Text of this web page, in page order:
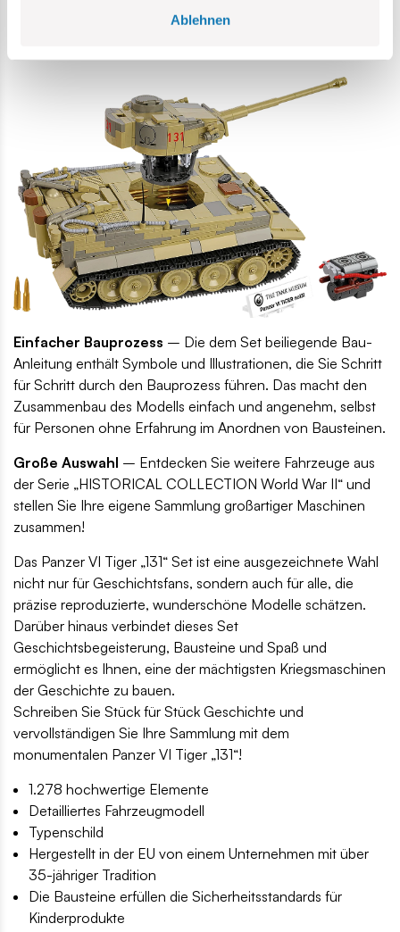
Ablehnen
Panzers und dem Logo des Panzermuseums in Bovington
Einfacher Bauprozess – Die dem Set beiliegende Bau-
Anleitung enthält Symbole und Illustrationen, die Sie Schritt
für Schritt durch den Bauprozess führen. Das macht den
Zusammenbau des Modells einfach und angenehm, selbst
für Personen ohne Erfahrung im Anordnen von Bausteinen.
Große Auswahl – Entdecken Sie weitere Fahrzeuge aus
der Serie „HISTORICAL COLLECTION World War II“ und
stellen Sie Ihre eigene Sammlung großartiger Maschinen
zusammen!
Das Panzer VI Tiger „131“ Set ist eine ausgezeichnete Wahl
nicht nur für Geschichtsfans, sondern auch für alle, die
präzise reproduzierte, wunderschöne Modelle schätzen.
Darüber hinaus verbindet dieses Set
Geschichtsbegeisterung, Bausteine und Spaß und
ermöglicht es Ihnen, eine der mächtigsten Kriegsmaschinen
der Geschichte zu bauen.
Schreiben Sie Stück für Stück Geschichte und
vervollständigen Sie Ihre Sammlung mit dem
monumentalen Panzer VI Tiger „131“!
1.278 hochwertige Elemente
Detailliertes Fahrzeugmodell
Typenschild
Hergestellt in der EU von einem Unternehmen mit über
35-jähriger Tradition
Die Bausteine erfüllen die Sicherheitsstandards für
Kinderprodukte